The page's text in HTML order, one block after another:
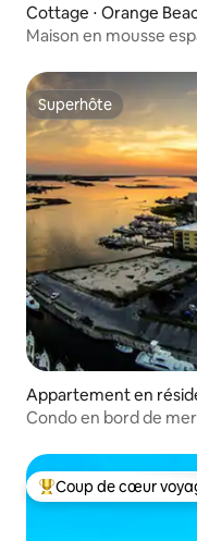
Cottage ⋅ Orange
Maison en mousse
Superhôte
Superhôte
Appartement en
Condo en bord de mer
Coups de cœur
Coup de cœur